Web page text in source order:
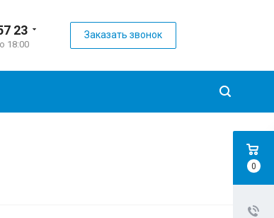
23
18:00
Заказать звонок
0